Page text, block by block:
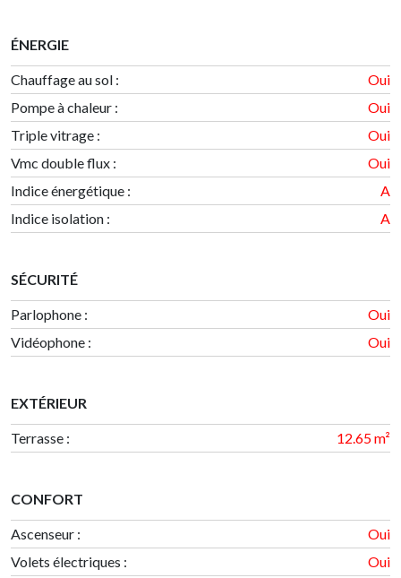
ÉNERGIE
Chauffage au sol :
Oui
Pompe à chaleur :
Oui
Triple vitrage :
Oui
Vmc double flux :
Oui
Indice énergétique :
A
Indice isolation : A
SÉCURITÉ
Parlophone :
Oui
Vidéophone :
Oui
EXTÉRIEUR
Terrasse : 12.65 m²
CONFORT
Ascenseur :
Oui
Volets électriques :
Oui